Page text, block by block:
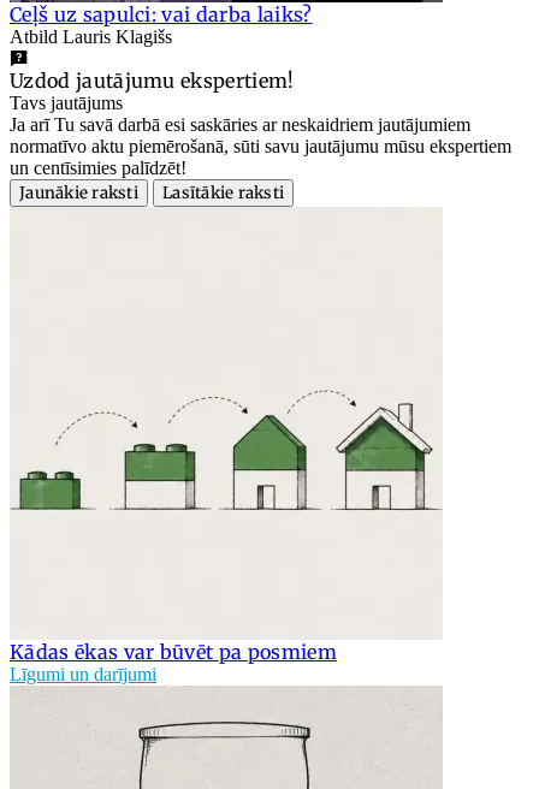
Ceļš uz sapulci: vai darba laiks?
Atbild Lauris Klagišs
Uzdod jautājumu ekspertiem!
Tavs jautājums
Ja arī Tu savā darbā esi saskāries ar neskaidriem jautājumiem
normatīvo aktu piemērošanā, sūti savu jautājumu mūsu ekspertiem
un centīsimies palīdzēt!
Jaunākie raksti
Lasītākie raksti
Kādas ēkas var būvēt pa posmiem
Līgumi un darījumi